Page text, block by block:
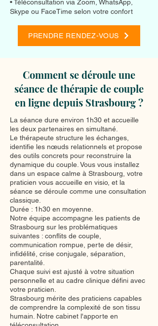
• Téléconsultation via Zoom, WhatsApp,
Skype ou FaceTime selon votre confort
PRENDRE RENDEZ-VOUS
Comment se déroule une
séance de thérapie de couple
en ligne depuis Strasbourg ?
La séance dure environ 1h30 et accueille
les deux partenaires en simultané.
Le thérapeute structure les échanges,
identifie les nœuds relationnels et propose
des outils concrets pour reconstruire la
dynamique du couple. Vous vous installez
dans un espace calme à Strasbourg, votre
praticien vous accueille en visio, et la
séance se déroule comme une consultation
classique.
Durée : 1h30 en moyenne.
Notre équipe accompagne les patients de
Strasbourg sur les problématiques
suivantes : conflits de couple,
communication rompue, perte de désir,
infidélité, crise conjugale, séparation,
parentalité.
Chaque suivi est ajusté à votre situation
personnelle et au cadre clinique défini avec
votre praticien.
Strasbourg mérite des praticiens capables
de comprendre la complexité de son tissu
humain. Notre cabinet l'apporte en